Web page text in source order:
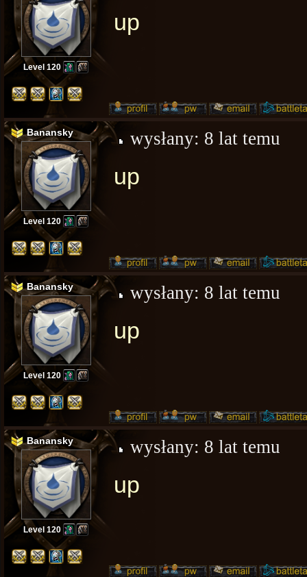
Level 120
up
Banansky
Level 120
wysłany: 8 lat temu
up
Banansky
Level 120
wysłany: 8 lat temu
up
Banansky
Level 120
wysłany: 8 lat temu
up